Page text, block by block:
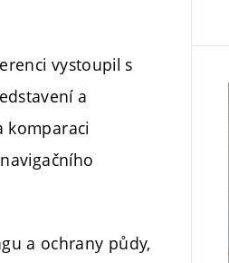
vystoupil s
a
komparaci
a ochrany půdy,